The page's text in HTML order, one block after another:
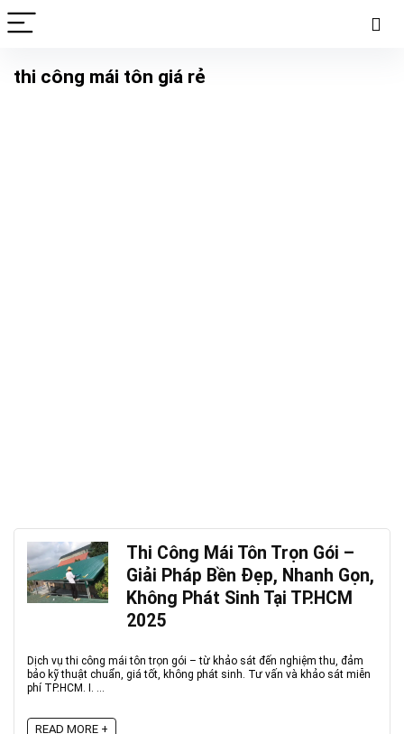
thi công mái tôn giá rẻ
Thi Công Mái Tôn Trọn Gói –
Giải Pháp Bền Đẹp, Nhanh Gọn,
Không Phát Sinh Tại TP.HCM
2025
Dịch vụ thi công mái tôn trọn gói – từ khảo sát đến nghiệm thu, đảm
bảo kỹ thuật chuẩn, giá tốt, không phát sinh. Tư vấn và khảo sát miễn
phí TP.HCM. I. ...
READ MORE +